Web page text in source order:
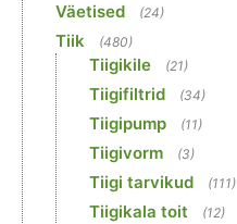
Väetised (24)
Tiik (480)
Tiigikile (21)
Tiigifiltrid (34)
Tiigipump (11)
Tiigivorm (3)
Tiigi tarvikud (111)
Tiigikala toit (12)